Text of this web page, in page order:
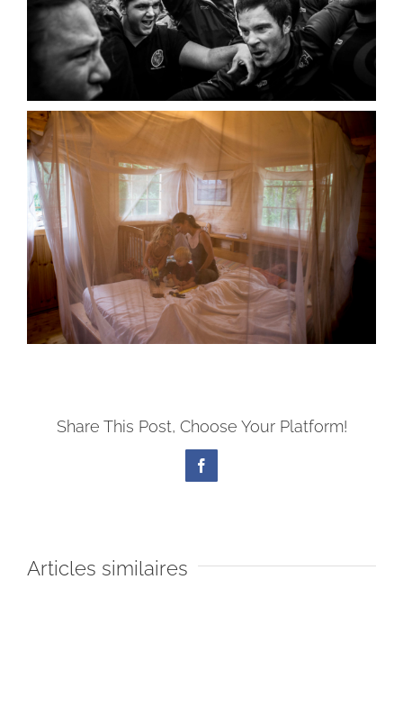
Share This Post, Choose Your Platform!
Facebook
Articles similaires